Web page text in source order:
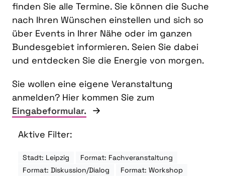
finden Sie alle Termine. Sie können die Suche
nach Ihren Wünschen einstellen und sich so
über Events in Ihrer Nähe oder im ganzen
Bundesgebiet informieren. Seien Sie dabei
und entdecken Sie die Energie von morgen.
Sie wollen eine eigene Veranstaltung
anmelden? Hier kommen Sie zum
Eingabeformular.
Aktive Filter:
Stadt: Leipzig
Format: Fachveranstaltung
Format: Diskussion/Dialog
Format: Workshop